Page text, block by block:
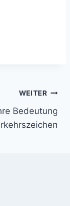
WEITER
Bedeutung